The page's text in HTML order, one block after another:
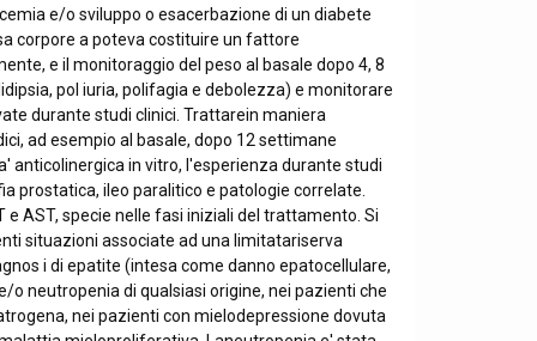
e/o sviluppo o esacerbazione di un diabete
corpore a poteva costituire un fattore
e il monitoraggio del peso al basale dopo 4, 8
pol iuria, polifagia e debolezza) e monitorare
durante studi clinici. Trattarein maniera
ad esempio al basale, dopo 12 settimane
anticolinergica in vitro, l'esperienza durante studi
prostatica, ileo paralitico e patologie correlate.
AST, specie nelle fasi iniziali del trattamento. Si
situazioni associate ad una limitatariserva
i di epatite (intesa come danno epatocellulare,
neutropenia di qualsiasi origine, nei pazienti che
nei pazienti con mielodepressione dovuta